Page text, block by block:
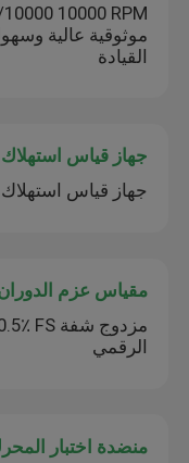
موثوقية عالية
القيادة
جهاز قياس استهلاك
جهاز قياس استهلاك الوقود
مقياس عزم
الرقمي
منضدة اختبار